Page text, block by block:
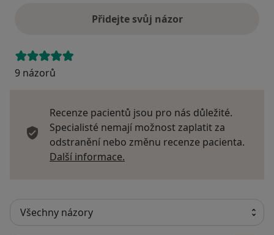
Přidejte svůj názor
9 názorů
Recenze pacientů jsou pro nás důležité.
Specialisté nemají možnost zaplatit za
odstranění nebo změnu recenze pacienta.
Další informace.